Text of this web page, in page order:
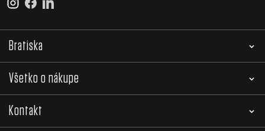
Bratiska
Všetko o nákupe
Kontakt